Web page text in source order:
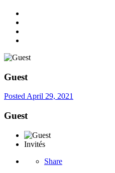
Guest
Posted April 29, 2021
Guest
Invités
Share